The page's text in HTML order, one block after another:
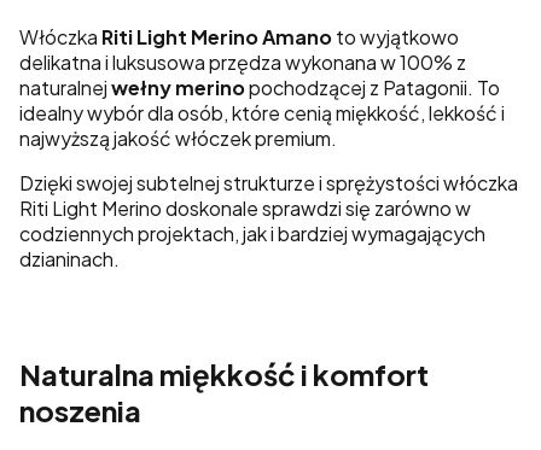
Włóczka Riti Light Merino Amanoto wyjątkowo
delikatna i luksusowa przędza wykonana w 100% z
naturalnejwełny merinopochodzącej z Patagonii. To
idealny wybór dla osób, które cenią miękkość, lekkość i
najwyższą jakość włóczek premium.
Dzięki swojej subtelnej strukturze i sprężystości włóczka
Riti Light Merino doskonale sprawdzi się zarówno w
codziennych projektach, jak i bardziej wymagających
dzianinach.
Naturalna miękkość i komfort
noszenia